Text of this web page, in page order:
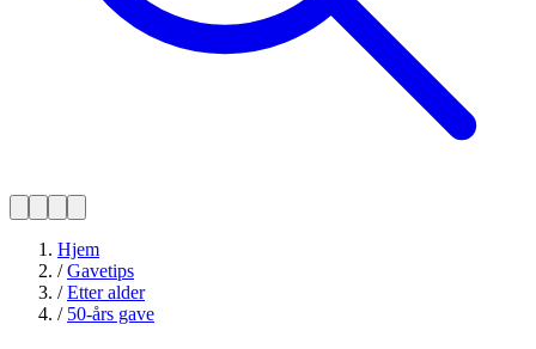
Hjem
/Gavetips
/Etter alder
/ 50-års gave